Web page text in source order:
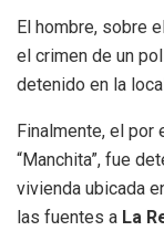
El hombre, sobre
el crimen de un
detenido en la
Finalmente, el por
“Manchita”, fue
vivienda ubicada
las fuentes a La